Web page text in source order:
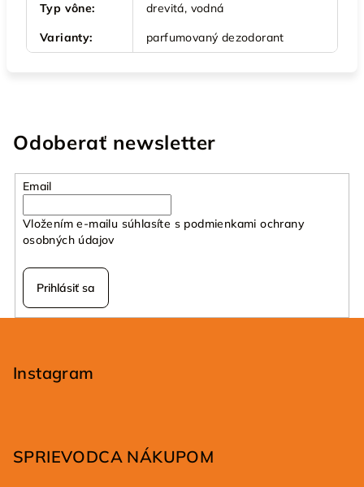
Typ vône:
drevitá, vodná
Varianty: parfumovaný dezodorant
Odoberať newsletter
Email
Vložením e-mailu súhlasíte s podmienkami ochrany
osobných údajov
Prihlásiť sa
Instagram
SPRIEVODCA NÁKUPOM